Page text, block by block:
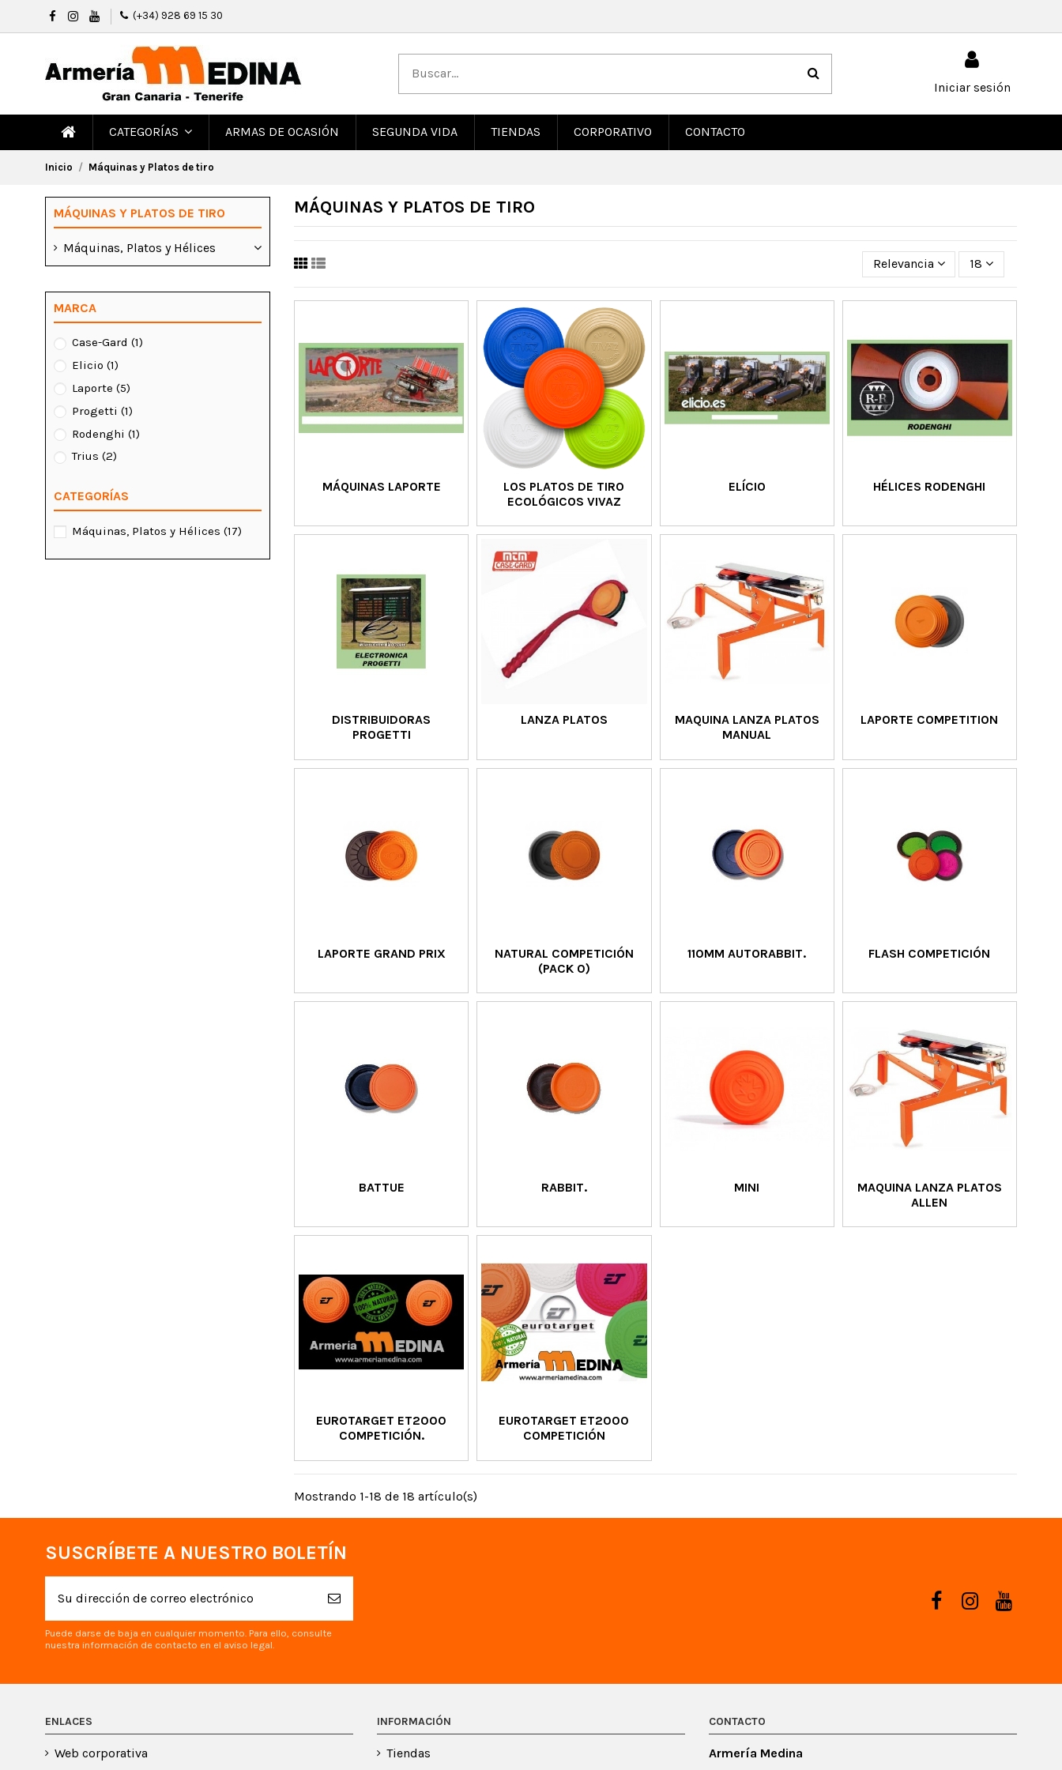
(+34) 928 69 15 30
Iniciar sesión
CATEGORÍAS ARMAS DE OCASIÓN SEGUNDA VIDA TIENDAS CORPORATIVO CONTACTO
Inicio Máquinas y Platos de tiro
MÁQUINAS Y PLATOS DE TIRO
Relevancia 18
MÁQUINAS LAPORTE
LOS PLATOS DE TIRO
ECOLÓGICOS VIVAZ
ELÍCIO HÉLICES RODENGHI
DISTRIBUIDORAS
PROGETTI
LANZA PLATOS
MAQUINA LANZA PLATOS
MANUAL
LAPORTE COMPETITION
LAPORTE GRAND PRIX
NATURAL COMPETICIÓN
(PACK 0)
110MM AUTORABBIT. FLASH COMPETICIÓN
BATTUE RABBIT. MINI
MAQUINA LANZA PLATOS
ALLEN
EUROTARGET ET2000
COMPETICIÓN.
EUROTARGET ET2000
COMPETICIÓN
Mostrando 1-18 de 18 artículo(s)
MÁQUINAS Y PLATOS DE TIRO
Máquinas, Platos y Hélices
MARCA
Case-Gard (1)
Elicio (1)
Laporte (5)
Progetti (1)
Rodenghi (1)
Trius (2)
CATEGORÍAS
Máquinas, Platos y Hélices (17)
SUSCRÍBETE A NUESTRO BOLETÍN
Puede darse de baja en cualquier momento. Para ello, consulte
nuestra información de contacto en el aviso legal.
ENLACES
Web corporativa
INFORMACIÓN
Tiendas
CONTACTO
Armería Medina